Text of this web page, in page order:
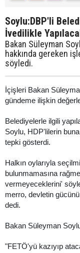
Soylu:DBP'li
İvedilikle
Bakan Süleyman
hakkında gereken
söyledi.
İçişleri Bakan
gündeme ilişkin
Belediyelerle ilgili
Soylu, HDP'lilerin
tepki gösterdi.
Halkın oylarıyla
bulunmamasına
vermeyeceklerini'
merro, devletin
dedi.
Bakan Süleyman
"FETÖ'yü kazıyıp